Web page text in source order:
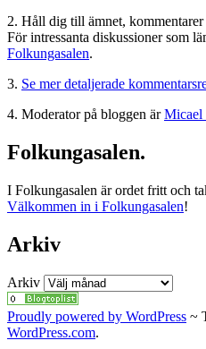
2. Håll dig till ämnet,
För intressanta diskussioner som
Folkungasalen.
3. Se mer detaljerade
4. Moderator på bloggen ärMicael
Folkungasalen.
I Folkungasalen är ordet fritt och
Välkommen in i Folkungasalen!
Arkiv
Arkiv
Proudly powered by WordPress ~
WordPress.com.